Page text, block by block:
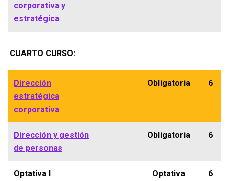
corporativa y
estratégica
CUARTO CURSO:
Dirección
estratégica
corporativa
Obligatoria 6
Dirección y gestión
de personas
Obligatoria 6
Optativa I Optativa 6